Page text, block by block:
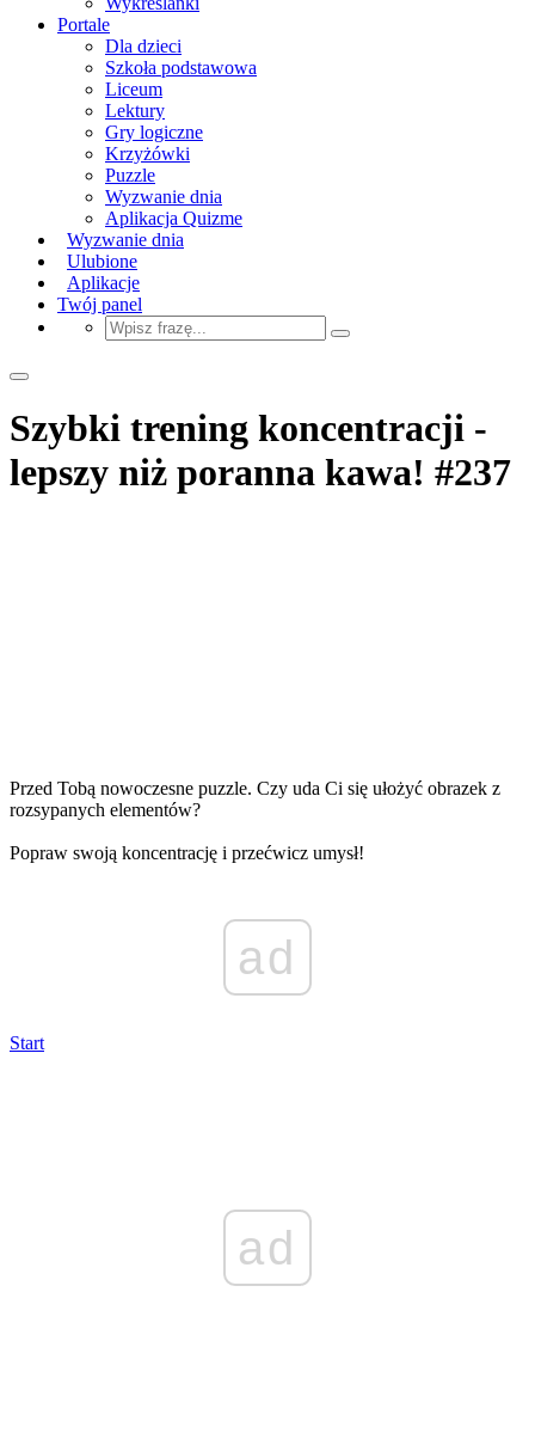
Portale
Dla dzieci
Szkoła podstawowa
Liceum
Lektury
Gry logiczne
Krzyżówki
Puzzle
Wyzwanie dnia
Aplikacja Quizme
Wyzwanie dnia
Ulubione
Aplikacje
Twój panel
Szybki trening koncentracji -
lepszy niż poranna kawa! #237
Przed Tobą nowoczesne puzzle. Czy uda Ci się ułożyć obrazek z
rozsypanych elementów?
Popraw swoją koncentrację i przećwicz umysł!
ad
Start
ad